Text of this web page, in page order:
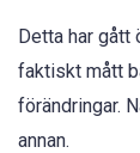
Detta har gått
faktiskt mått
förändringar.
annan.